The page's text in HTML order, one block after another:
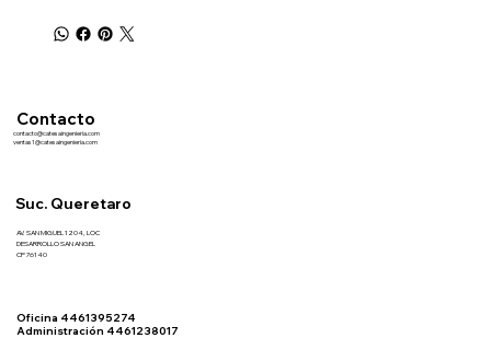
contacto@catesaingenieria.com
ventas1@catesaingenieria.com
Contacto
Oficina 4461395274
Administración 4461238017
Suc. Queretaro
AV. SAN MIGUEL 1204, LOC
DESARROLLO SAN ANGEL
CP 76140